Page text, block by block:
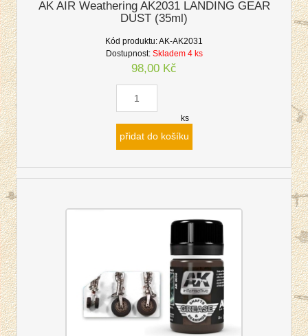
AK AIR Weathering AK2031 LANDING GEAR
DUST (35ml)
Kód produktu:AK-AK2031
Dostupnost: Skladem 4 ks
98,00 Kč
ks
přidat do košíku